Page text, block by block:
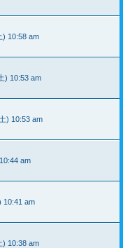
) 10:58 am
) 10:53 am
) 10:53 am
am
10:41 am
) 10:38 am